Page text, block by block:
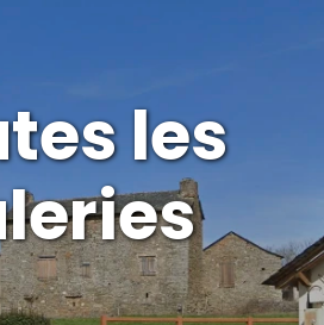
les